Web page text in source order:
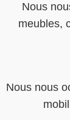
Nous
meubles,
Nous nous